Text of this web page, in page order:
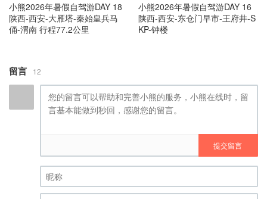
小熊2026年暑假自驾游DAY 18
陕西-西安-大雁塔-秦始皇兵马
俑-渭南 行程77.2公里
小熊2026年暑假自驾游DAY 16
陕西-西安-东仓门早市-王府井-S
KP-钟楼
留言 12
提交留言
昵称 (必填)